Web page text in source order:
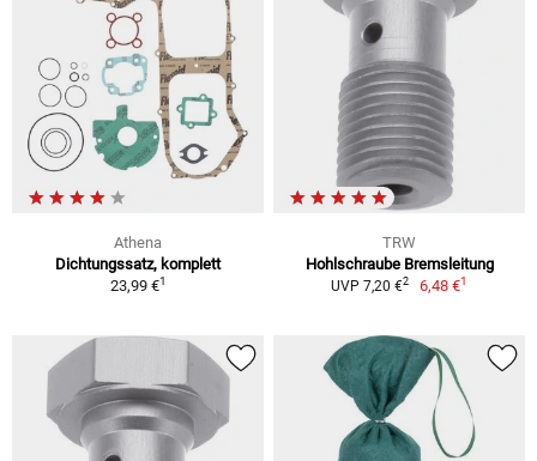
Athena
Dichtungssatz, komplett
23,99 €1
TRW
Hohlschraube Bremsleitung
UVP 7,20 €2 6,48 €1